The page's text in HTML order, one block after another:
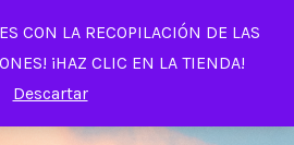
CON LA RECOPILACIÓN DE LAS
¡HAZ CLIC EN LA TIENDA!
Descartar